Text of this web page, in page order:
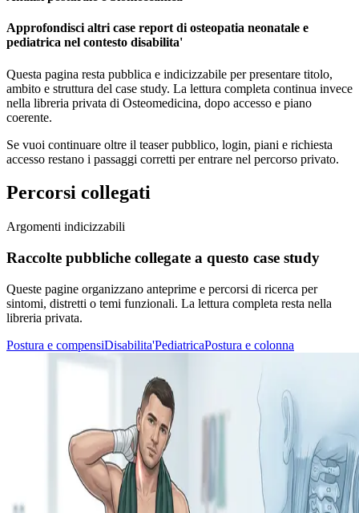
Approfondisci altri case report di osteopatia neonatale e
pediatrica nel contesto disabilita'
Questa pagina resta pubblica e indicizzabile per presentare titolo,
ambito e struttura del case study. La lettura completa continua invece
nella libreria privata di Osteomedicina, dopo accesso e piano
coerente.
Se vuoi continuare oltre il teaser pubblico, login, piani e richiesta
accesso restano i passaggi corretti per entrare nel percorso privato.
Percorsi collegati
Argomenti indicizzabili
Raccolte pubbliche collegate a questo case study
Queste pagine organizzano anteprime e percorsi di ricerca per
sintomi, distretti o temi funzionali. La lettura completa resta nella
libreria privata.
Postura e compensiDisabilita'PediatricaPostura e colonna